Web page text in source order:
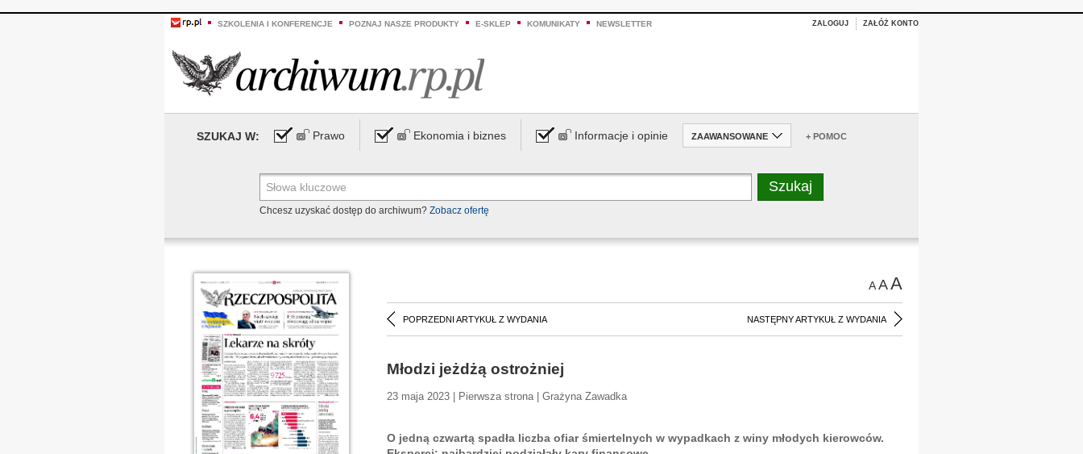
SZKOLENIA I KONFERENCJE POZNAJ NASZE PRODUKTY E-SKLEP KOMUNIKATY NEWSLETTER ZALOGUJ ZAŁÓŻ KONTO
SZUKAJ W: Prawo Ekonomia i biznes Informacje i opinie ZAAWANSOWANE + POMOC
Chcesz uzyskać dostęp do archiwum? Zobacz ofertę
AAA
POPRZEDNI ARTYKUŁ Z WYDANIA NASTĘPNY ARTYKUŁ Z WYDANIA
Młodzi jeżdżą ostrożniej
23 maja 2023 | Pierwsza strona | Grażyna Zawadka
O jedną czwartą spadła liczba ofiar śmiertelnych w wypadkach z winy młodych kierowców.